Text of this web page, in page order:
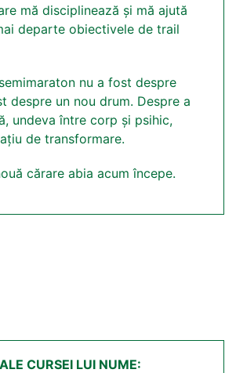
mă disciplinează și mă ajută
departe obiectivele de trail
nu a fost despre
despre un nou drum. Despre a
undeva între corp și psihic,
de transformare.
cărare abia acum începe.
CURSEI LUI NUME: